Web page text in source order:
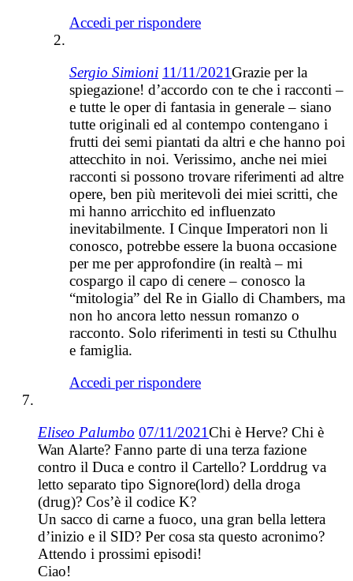
Accedi per rispondere
Sergio Simioni 11/11/2021Grazie per la
spiegazione! d’accordo con te che i racconti –
e tutte le oper di fantasia in generale – siano
tutte originali ed al contempo contengano i
frutti dei semi piantati da altri e che hanno poi
attecchito in noi. Verissimo, anche nei miei
racconti si possono trovare riferimenti ad altre
opere, ben più meritevoli dei miei scritti, che
mi hanno arricchito ed influenzato
inevitabilmente. I Cinque Imperatori non li
conosco, potrebbe essere la buona occasione
per me per approfondire (in realtà – mi
cospargo il capo di cenere – conosco la
“mitologia” del Re in Giallo di Chambers, ma
non ho ancora letto nessun romanzo o
racconto. Solo riferimenti in testi su Cthulhu
e famiglia.
Accedi per rispondere
Eliseo Palumbo 07/11/2021Chi è Herve? Chi è
Wan Alarte? Fanno parte di una terza fazione
contro il Duca e contro il Cartello? Lorddrug va
letto separato tipo Signore(lord) della droga
(drug)? Cos’è il codice K?
Un sacco di carne a fuoco, una gran bella lettera
d’inizio e il SID? Per cosa sta questo acronimo?
Attendo i prossimi episodi!
Ciao!